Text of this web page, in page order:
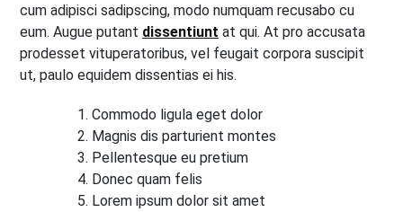
cum adipisci sadipscing, modo numquam recusabo cu
eum. Augue putant dissentiunt at qui. At pro accusata
prodesset vituperatoribus, vel feugait corpora suscipit
ut, paulo equidem dissentias ei his.
Commodo ligula eget dolor
Magnis dis parturient montes
Pellentesque eu pretium
Donec quam felis
Lorem ipsum dolor sit amet